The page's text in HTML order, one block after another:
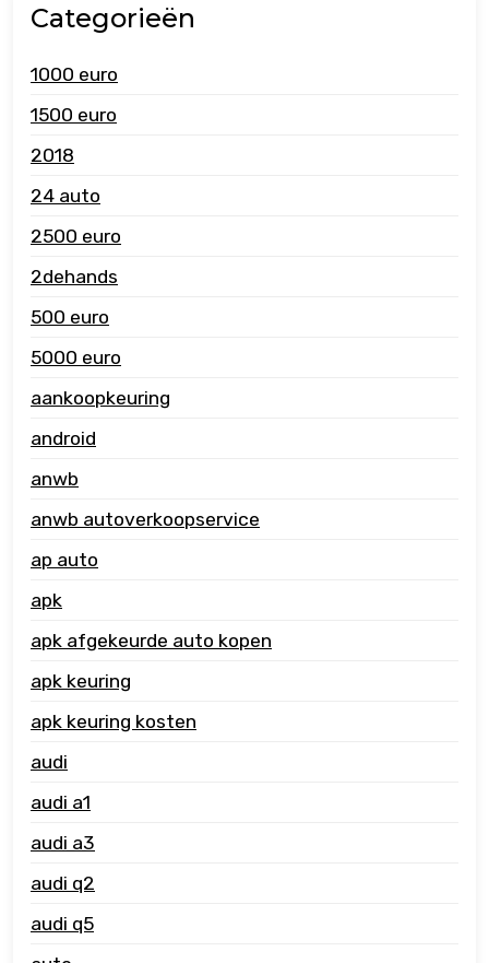
Categorieën
1000 euro
1500 euro
2018
24 auto
2500 euro
2dehands
500 euro
5000 euro
aankoopkeuring
android
anwb
anwb autoverkoopservice
ap auto
apk
apk afgekeurde auto kopen
apk keuring
apk keuring kosten
audi
audi a1
audi a3
audi q2
audi q5